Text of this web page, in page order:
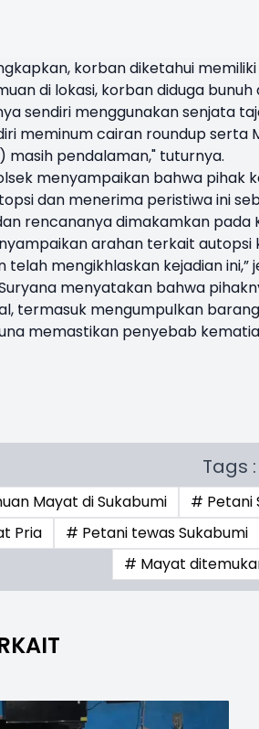
korban diketahui
di lokasi, korban diduga
sendiri menggunakan senjata
meminum cairan roundup serta
masih pendalaman," tuturnya.
menyampaikan bahwa
dan menerima peristiwa ini
rencananya dimakamkan pada
arahan terkait
mengikhlaskan kejadian ini,”
menyatakan bahwa
termasuk mengumpulkan
memastikan penyebab
Tags :
Mayat di Sukabumi # Petani
Pria
# Petani tewas Sukabumi
# Mayat